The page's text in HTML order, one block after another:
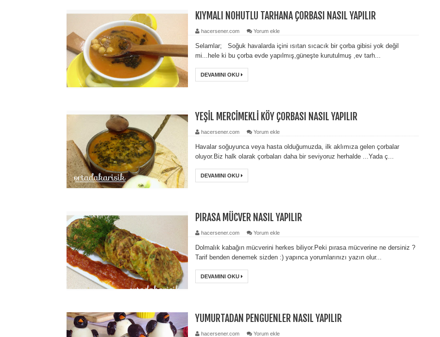
KIYMALI NOHUTLU TARHANA ÇORBASI NASIL YAPILIR
hacersener.com Yorum ekle
Selamlar; Soğuk havalarda içini ısıtan sıcacık bir çorba gibisi yok değil
mi...hele ki bu çorba evde yapılmış,güneşte kurutulmuş ,ev tarh...
DEVAMINI OKU
YEŞİL MERCİMEKLİ KÖY ÇORBASI NASIL YAPILIR
hacersener.com Yorum ekle
Havalar soğuyunca veya hasta olduğumuzda, ilk aklımıza gelen çorbalar
oluyor.Biz halk olarak çorbaları daha bir seviyoruz herhalde ...Yada ç...
DEVAMINI OKU
PIRASA MÜCVER NASIL YAPILIR
hacersener.com Yorum ekle
Dolmalık kabağın mücverini herkes biliyor.Peki pırasa mücverine ne dersiniz ?
Tarif benden denemek sizden :) yapınca yorumlarınızı yazın olur...
DEVAMINI OKU
YUMURTADAN PENGUENLER NASIL YAPILIR
hacersener.com Yorum ekle